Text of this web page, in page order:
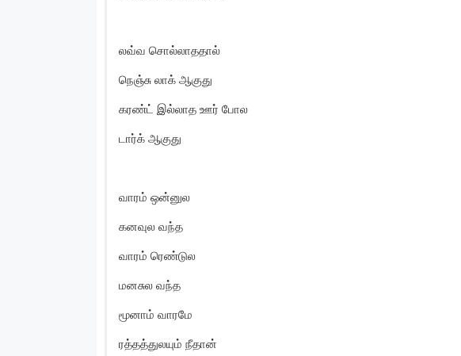
லவ்வ சொல்லாததால்
நெஞ்சு லாக் ஆகுது
கரண்ட் இல்லாத ஊர் போல
டார்க் ஆகுது
வாரம் ஒன்னுல
கனவுல வந்த
வாரம் ரெண்டுல
மனசுல வந்த
மூனாம் வாரமே
ரத்தத்துலயும் நீதான்